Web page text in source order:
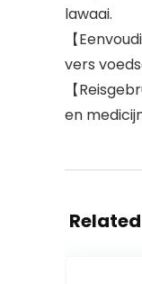
lawaai.
【
vers
【
en